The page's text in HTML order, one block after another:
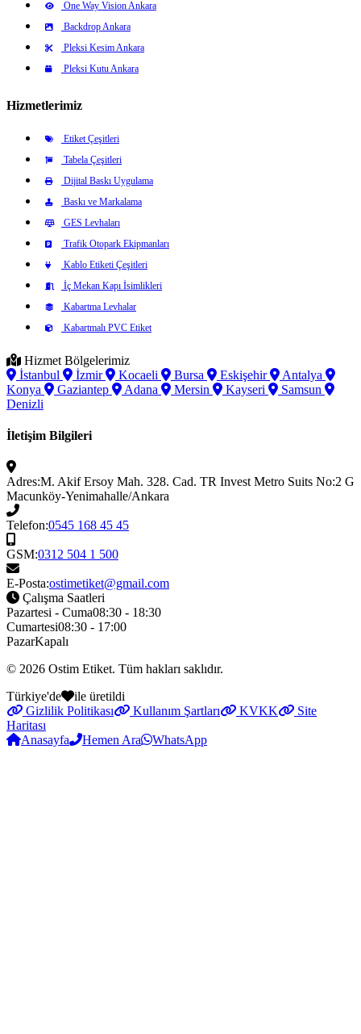
One Way Vision Ankara
Backdrop Ankara
Pleksi Kesim Ankara
Pleksi Kutu Ankara
Hizmetlerimiz
Etiket Çeşitleri
Tabela Çeşitleri
Dijital Baskı Uygulama
Baskı ve Markalama
GES Levhaları
Trafik Otopark Ekipmanları
Kablo Etiketi Çeşitleri
İç Mekan Kapı İsimlikleri
Kabartma Levhalar
Kabartmalı PVC Etiket
Hizmet Bölgelerimiz
İstanbul
İzmir Kocaeli Bursa Eskişehir
Antalya
Konya
Gaziantep Adana Mersin Kayseri
Samsun
Denizli
İletişim Bilgileri
Adres:M. Akif Ersoy Mah. 328. Cad. TR Invest Metro Suits No:2 G
Macunköy-Yenimahalle/Ankara
Telefon:0545 168 45 45
GSM:0312 504 1 500
E-Posta:ostimetiket@gmail.com
Çalışma Saatleri
Pazartesi - Cuma08:30 - 18:30
Cumartesi08:30 - 17:00
PazarKapalı
© 2026 Ostim Etiket. Tüm hakları saklıdır.
Türkiye'de
ile üretildi
Gizlilik Politikası
Kullanım Şartları KVKK
Site
Haritası
Anasayfa
Hemen Ara WhatsApp